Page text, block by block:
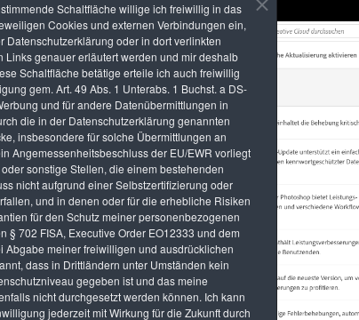
Schaltfläche willige ich freiwillig in das
Cookies und externen Verbindungen ein,
Datenschutzerklärung oder in dort verlinkten
Links genauer erläutert werden und mir deshalb
Schaltfläche betätige erteile ich auch freiwillig
gem. Art. 49 Abs. 1 Unterabs. 1 Buchst. a DS-
und für andere Datenübermittlungen in
die in der Datenschutzerklärung genannten
insbesondere für solche Übermittlungen an
Angemessenheitsbeschluss der EU/EWR vorliegt
sonstige Stellen, die einem bestehenden
nicht aufgrund einer Selbstzertifizierung oder
und in denen oder für die erhebliche Risiken
für den Schutz meiner personenbezogenen
§ 702 FISA, Executive Order EO12333 und dem
Abgabe meiner freiwilligen und ausdrücklichen
dass in Drittländern unter Umständen kein
gegeben ist und das meine
nicht durchgesetzt werden können. Ich kann
jederzeit mit Wirkung für die Zukunft durch